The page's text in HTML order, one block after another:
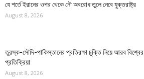
যে শর্তে ইরানের ওপর থেকে নৌ অবরোধ তুলে নেবে যুক্তরাষ্ট্র
August 8, 2026
তুরস্ক-সৌদি-পাকিস্তানের প্রতিরক্ষা চুক্তি নিয়ে আরব বিশ্বের
প্রতিক্রিয়া
August 8, 2026